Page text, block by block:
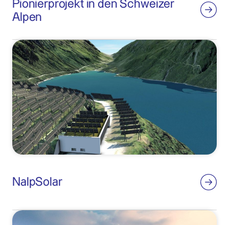
Pionierprojekt in den Schweizer
Alpen
NalpSolar